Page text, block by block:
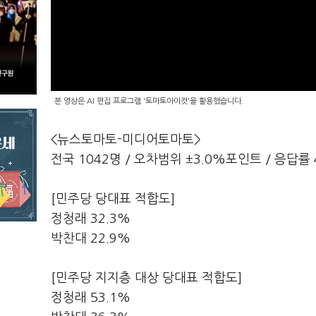
본 영상은 AI 편집 프로그램 '토마토아이컷'을 활용했습니다.
<뉴스토마토-미디어토마토>
전국 1042명 / 오차범위 ±3.0%포인트 / 응답률
[민주당 당대표 적합도]
정청래 32.3%
박찬대 22.9%
[민주당 지지층 대상 당대표 적합도]
정청래 53.1%